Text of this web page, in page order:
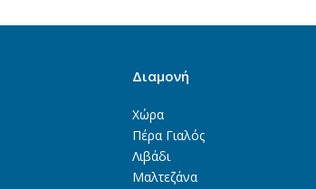
Διαμονή
Χώρα
Πέρα Γιαλός
Λιβάδι
Μαλτεζάνα